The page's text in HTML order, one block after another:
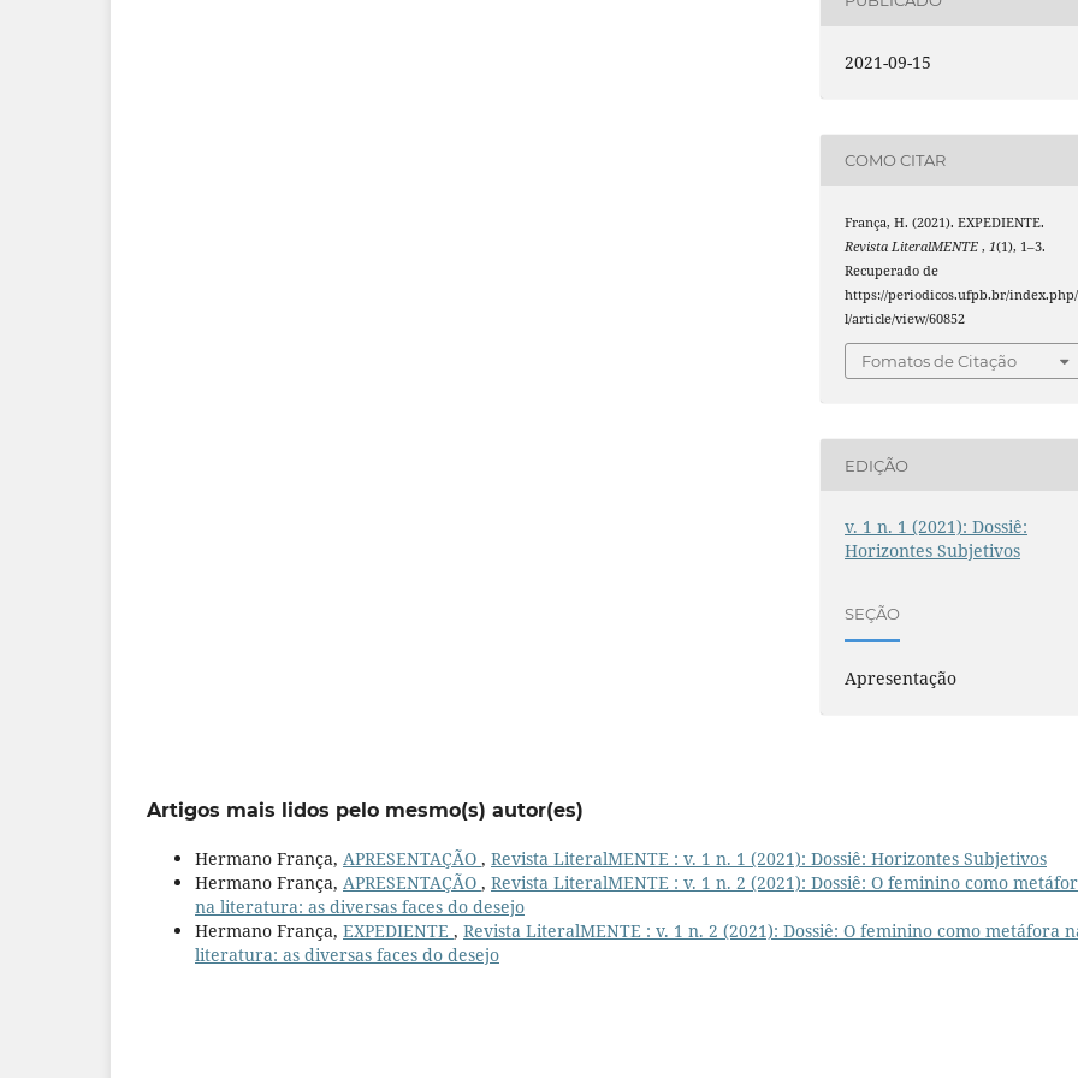
2021-09-15
COMO CITAR
França, H. (2021). EXPEDIENTE.
Revista LiteralMENTE,1(1), 1–3.
Recuperado de
https://periodicos.ufpb.br/
l/article/view/60852
Fomatos de Citação
EDIÇÃO
v. 1 n. 1 (2021): Dossiê:
Horizontes Subjetivos
SEÇÃO
Apresentação
Artigos mais lidos pelo mesmo(s) autor(es)
Hermano França, APRESENTAÇÃO , Revista LiteralMENTE : v. 1 n. 1 (2021): Dossiê: Horizontes Subjetivos
Hermano França, APRESENTAÇÃO , Revista LiteralMENTE : v. 1 n. 2 (2021): Dossiê: O feminino como
na literatura: as diversas faces do desejo
Hermano França, EXPEDIENTE , Revista LiteralMENTE : v. 1 n. 2 (2021): Dossiê: O feminino como metáfora
literatura: as diversas faces do desejo